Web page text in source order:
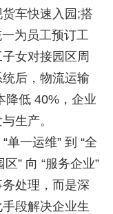
车快速入园;搭
为员工预订工
女对接园区周
后，物流运输
降低 40%，企业
生产。
一运维” 到 “全
” 向 “服务企业”
处理，而是深
段解决企业生